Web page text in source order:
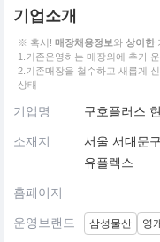
기업소개
※ 혹시! 매장채용정보와 상이한
1.기존운영하는 매장외에 추가
2.기존매장을 철수하고 새롭게
상태
기업명 구호플러스
소재지
서울 서대문
유플렉스
홈페이지
운영브랜드 삼성물산 영